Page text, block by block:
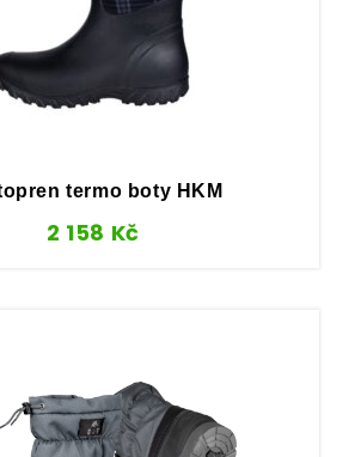
termo boty HKM
2 158 Kč